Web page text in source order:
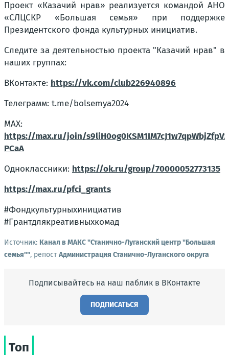
Проект «Казачий нрав» реализуется командой АНО
«СЛЦСКР «Большая семья» при поддержке
Президентского фонда культурных инициатив.
Следите за деятельностью проекта "Казачий нрав" в
наших группах:
ВКонтакте: https://vk.com/club226940896
Телеграмм: t.me/bolsemya2024
МАХ:
https://max.ru/join/
PCaA
Одноклассники: https://ok.ru/group/70000052773135
https://max.ru/pfci_grants
#Фондкультурныхинициатив
#Грантдлякреативныхкомад
Источник: Канал в МАКС "Станично-Луганский центр "Большая
семья"", репостАдминистрация Станично-Луганского округа
Подписывайтесь на наш паблик в ВКонтакте
ПОДПИСАТЬСЯ
Топ